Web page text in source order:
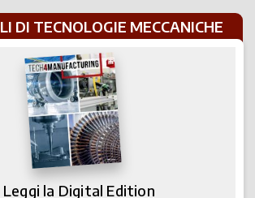
DI TECNOLOGIE MECCANICHE
Leggi la Digital Edition